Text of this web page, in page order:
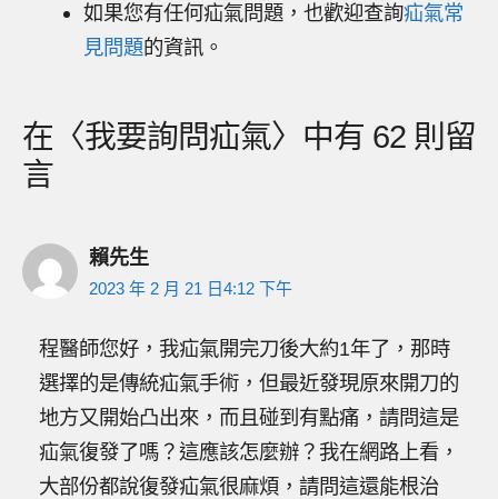
如果您有任何疝氣問題，也歡迎查詢疝氣常
見問題的資訊。
在〈我要詢問疝氣〉中有 62 則留
言
賴先生
2023 年 2 月 21 日4:12 下午
程醫師您好，我疝氣開完刀後大約1年了，那時
選擇的是傳統疝氣手術，但最近發現原來開刀的
地方又開始凸出來，而且碰到有點痛，請問這是
疝氣復發了嗎？這應該怎麼辦？我在網路上看，
大部份都說復發疝氣很麻煩，請問這還能根治